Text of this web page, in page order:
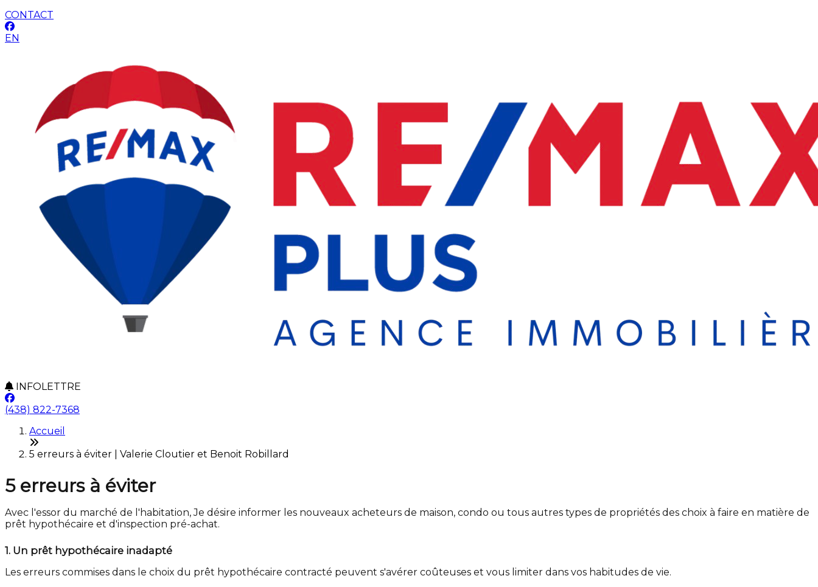
CONTACT
EN
INFOLETTRE
(438) 822-7368
Accueil
5 erreurs à éviter | Valerie Cloutier et Benoit Robillard
5 erreurs à éviter
Avec l'essor du marché de l'habitation, Je désire informer les nouveaux acheteurs de maison, condo ou tous autres types de propriétés des choix à faire en matière de
prêt hypothécaire et d'inspection pré-achat.
1. Un prêt hypothécaire inadapté
Les erreurs commises dans le choix du prêt hypothécaire contracté peuvent s'avérer coûteuses et vous limiter dans vos habitudes de vie.